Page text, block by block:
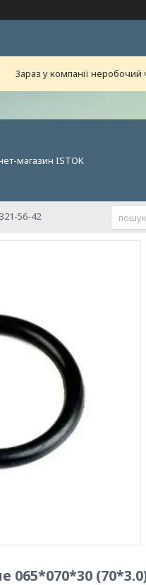
Зараз у компанії
магазин ISTOK
56-42